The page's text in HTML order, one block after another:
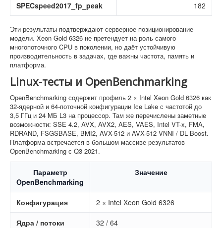
SPECspeed2017_fp_peak 182
Эти результаты подтверждают серверное позиционирование
модели. Xeon Gold 6326 не претендует на роль самого
многопоточного CPU в поколении, но даёт устойчивую
производительность в задачах, где важны частота, память и
платформа.
Linux-тесты и OpenBenchmarking
OpenBenchmarking содержит профиль 2 × Intel Xeon Gold 6326 как
32-ядерной и 64-поточной конфигурации Ice Lake с частотой до
3,5 ГГц и 24 МБ L3 на процессор. Там же перечислены заметные
возможности: SSE 4.2, AVX, AVX2, AES, VAES, Intel VT-x, FMA,
RDRAND, FSGSBASE, BMI2, AVX-512 и AVX-512 VNNI / DL Boost.
Платформа встречается в большом массиве результатов
OpenBenchmarking с Q3 2021.
Параметр
OpenBenchmarking
Значение
Конфигурация 2 × Intel Xeon Gold 6326
Ядра / потоки 32 / 64